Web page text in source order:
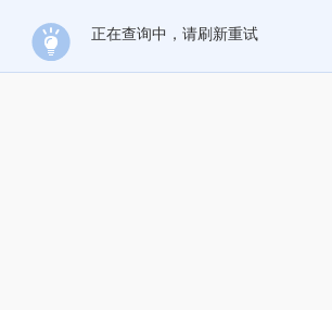
正在查询中，请刷新重试